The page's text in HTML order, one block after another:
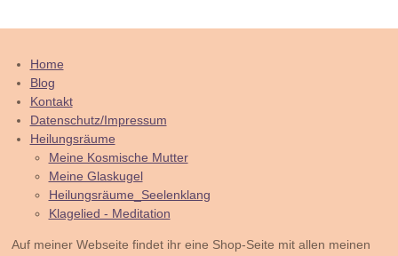
Home
Blog
Kontakt
Datenschutz/Impressum
Heilungsräume
Meine Kosmische Mutter
Meine Glaskugel
Heilungsräume_Seelenklang
Klagelied - Meditation
Auf meiner Webseite findet ihr eine Shop-Seite mit allen meinen